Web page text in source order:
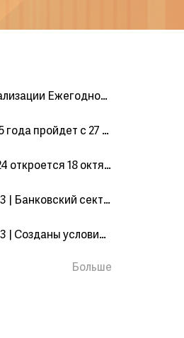
Значительно повысился уровень интернационализации Ежегодной сессии Форума «Цзиньжунцзе» 2025 года
Ежегодная сессия форума «Цзиньжунцзе» 2025 года пройдет с 27 по 30 октября
Ежегодная сессия Форума «Цзиньжунцзе»-2024 откроется 18 октября
Ежегодная сессия Форума «Цзиньжунцзе» 2023 | Банковский сектор стабильно развивается, средний годовой темп роста объема кредитования за последние три года составил 11,2%
Ежегодная сессия Форума «Цзиньжунцзе» 2023 | Созданы условия для дальнейшего поддержания устойчивого экономического роста и стабильных цен
Больше